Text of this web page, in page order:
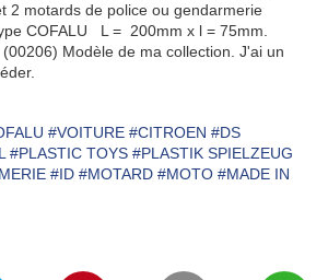
2 motards de police ou gendarmerie
COFALU L = 200mm x l = 75mm.
Modèle de ma collection. J'ai un
#VOITURE #CITROEN #DS
#PLASTIC TOYS #PLASTIK SPIELZEUG
#ID #MOTARD #MOTO #MADE IN